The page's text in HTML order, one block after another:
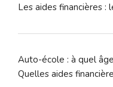
Les aides financières :
Auto-école : à quel
Quelles aides